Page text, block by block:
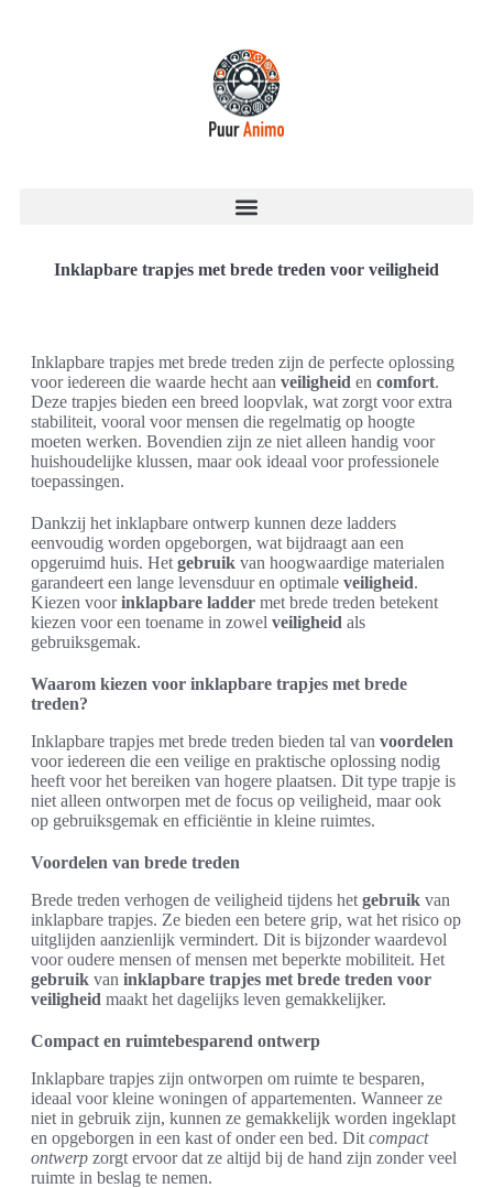
Inklapbare trapjes met brede treden voor veiligheid
Inklapbare trapjes met brede treden zijn de perfecte oplossing
voor iedereen die waarde hecht aan veiligheid en comfort.
Deze trapjes bieden een breed loopvlak, wat zorgt voor extra
stabiliteit, vooral voor mensen die regelmatig op hoogte
moeten werken. Bovendien zijn ze niet alleen handig voor
huishoudelijke klussen, maar ook ideaal voor professionele
toepassingen.
Dankzij het inklapbare ontwerp kunnen deze ladders
eenvoudig worden opgeborgen, wat bijdraagt aan een
opgeruimd huis. Het gebruik van hoogwaardige materialen
garandeert een lange levensduur en optimale veiligheid.
Kiezen voorinklapbare ladder met brede treden betekent
kiezen voor een toename in zowel veiligheid als
gebruiksgemak.
Waarom kiezen voor inklapbare trapjes met brede
treden?
Inklapbare trapjes met brede treden bieden tal van voordelen
voor iedereen die een veilige en praktische oplossing nodig
heeft voor het bereiken van hogere plaatsen. Dit type trapje is
niet alleen ontworpen met de focus op veiligheid, maar ook
op gebruiksgemak en efficiëntie in kleine ruimtes.
Voordelen van brede treden
Brede treden verhogen de veiligheid tijdens het gebruik van
inklapbare trapjes. Ze bieden een betere grip, wat het risico op
uitglijden aanzienlijk vermindert. Dit is bijzonder waardevol
voor oudere mensen of mensen met beperkte mobiliteit. Het
gebruik van inklapbare trapjes met brede treden voor
veiligheid maakt het dagelijks leven gemakkelijker.
Compact en ruimtebesparend ontwerp
Inklapbare trapjes zijn ontworpen om ruimte te besparen,
ideaal voor kleine woningen of appartementen. Wanneer ze
niet in gebruik zijn, kunnen ze gemakkelijk worden ingeklapt
en opgeborgen in een kast of onder een bed. Dit compact
ontwerp zorgt ervoor dat ze altijd bij de hand zijn zonder veel
ruimte in beslag te nemen.